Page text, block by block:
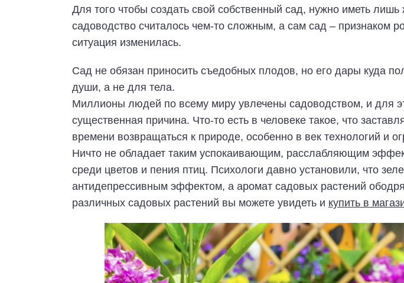
Для того чтобы создать свой собственный сад, нужно иметь
садоводство считалось чем-то сложным, а сам сад – признаком
ситуация изменилась.
Сад не обязан приносить съедобных плодов, но его дары куда
души, а не для тела.
Миллионы людей по всему миру увлечены садоводством, и для
существенная причина. Что-то есть в человеке такое, что
времени возвращаться к природе, особенно в век технологий и
Ничто не обладает таким успокаивающим, расслабляющим
среди цветов и пения птиц. Психологи давно установили, что
антидепрессивным эффектом, а аромат садовых растений
различных садовых растений вы можете увидеть и купить в